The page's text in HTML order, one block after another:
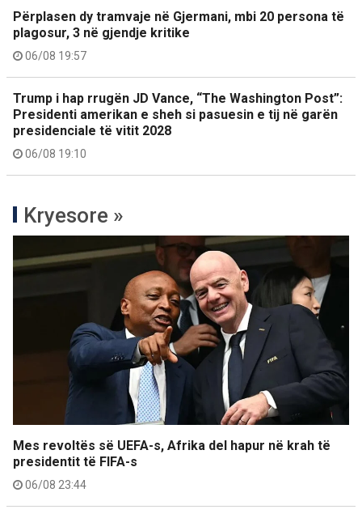
Përplasen dy tramvaje në Gjermani, mbi 20 persona të
plagosur, 3 në gjendje kritike
06/08 19:57
Trump i hap rrugën JD Vance, “The Washington Post”:
Presidenti amerikan e sheh si pasuesin e tij në garën
presidenciale të vitit 2028
06/08 19:10
Kryesore »
Mes revoltës së UEFA-s, Afrika del hapur në krah të
presidentit të FIFA-s
06/08 23:44